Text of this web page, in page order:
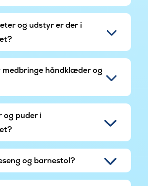
og udstyr er der i
medbringe håndklæder og
og puder i
og barnestol?